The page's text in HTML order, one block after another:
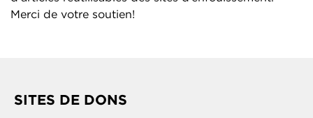
Merci de votre soutien!
SITES DE DONS